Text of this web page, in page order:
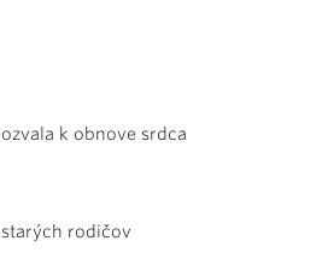
k obnove srdca
rodičov